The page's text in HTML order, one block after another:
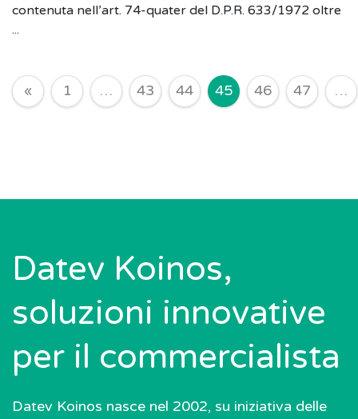
contenuta nell’art. 74-quater del D.P.R. 633/1972 oltre
...
Navigazione degli articoli
« 1 … 43 44 45 46 47 …
Datev Koinos,
soluzioni innovative
per il commercialista
Datev Koinos nasce nel 2002, su iniziativa delle